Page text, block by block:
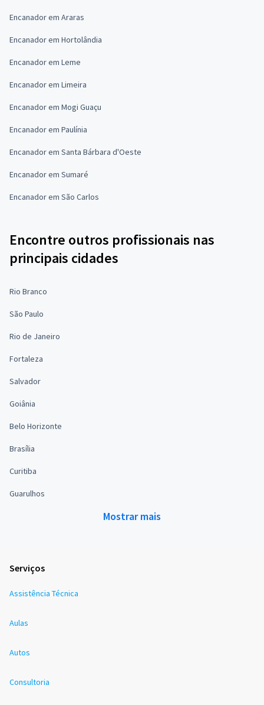
Encanador em Araras
Encanador em Hortolândia
Encanador em Leme
Encanador em Limeira
Encanador em Mogi Guaçu
Encanador em Paulínia
Encanador em Santa Bárbara d'Oeste
Encanador em Sumaré
Encanador em São Carlos
Encontre outros profissionais nas
principais cidades
Rio Branco
São Paulo
Rio de Janeiro
Fortaleza
Salvador
Goiânia
Belo Horizonte
Brasília
Curitiba
Guarulhos
Mostrar mais
Serviços
Assistência Técnica
Aulas
Autos
Consultoria